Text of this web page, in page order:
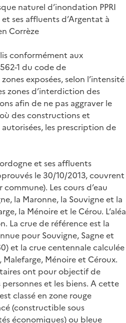
naturel d’inondation PPRI
ses affluents d’Argentat à
Corrèze
conformément aux
1 du code de
exposées, selon l’intensité
zones d’interdiction des
afin de ne pas aggraver le
des constructions et
les prescription de
et ses affluents
le 30/10/2013, couvrent
Les cours d’eau
la Maronne, la Souvigne et la
la Ménoire et le Cérou. L’aléa
La crue de référence est la
pour Souvigne, Sagne et
et la crue centennale calculée
Ménoire et Céroux.
ont pour objectif de
et les biens. A cette
classé en zone rouge
(constructible sous
économiques) ou bleue